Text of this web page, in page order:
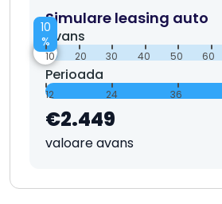
Simulare leasing auto
Avans
10
%
10 20 30 40 50 60
Perioada
12 24 36
€2.449
valoare avans